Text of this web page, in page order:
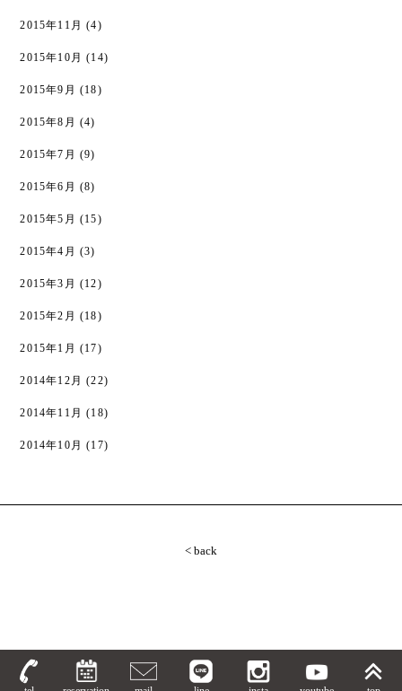
2015年11月 (4)
2015年10月 (14)
2015年9月 (18)
2015年8月 (4)
2015年7月 (9)
2015年6月 (8)
2015年5月 (15)
2015年4月 (3)
2015年3月 (12)
2015年2月 (18)
2015年1月 (17)
2014年12月 (22)
2014年11月 (18)
2014年10月 (17)
< back